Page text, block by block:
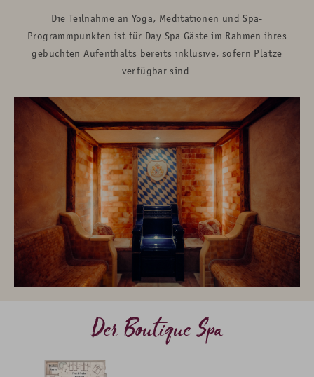
Die Teilnahme an Yoga, Meditationen und Spa-
Programmpunkten ist für Day Spa Gäste im Rahmen ihres
gebuchten Aufenthalts bereits inklusive, sofern Plätze
verfügbar sind.
Der Boutique Spa